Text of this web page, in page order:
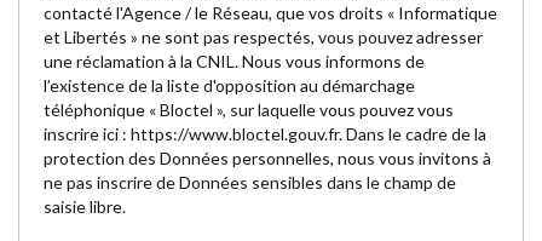
contacté l'Agence / le Réseau, que vos droits « Informatique
et Libertés » ne sont pas respectés, vous pouvez adresser
une réclamation à la CNIL. Nous vous informons de
l’existence de la liste d'opposition au démarchage
téléphonique « Bloctel », sur laquelle vous pouvez vous
inscrire ici : https://www.bloctel.gouv.fr. Dans le cadre de la
protection des Données personnelles, nous vous invitons à
ne pas inscrire de Données sensibles dans le champ de
saisie libre.